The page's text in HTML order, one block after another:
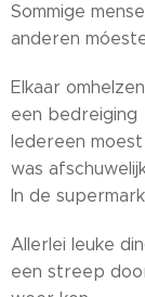
Sommige
anderen
Elkaar
een bedreiging
Iedereen
was
In de
Allerlei leuke
een streep